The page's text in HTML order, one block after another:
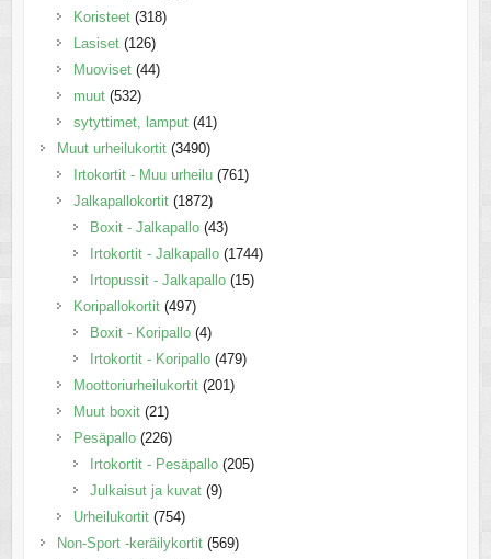
Koristeet (318)
Lasiset (126)
Muoviset (44)
muut (532)
sytyttimet, lamput (41)
Muut urheilukortit (3490)
Irtokortit - Muu urheilu (761)
Jalkapallokortit (1872)
Boxit - Jalkapallo (43)
Irtokortit - Jalkapallo (1744)
Irtopussit - Jalkapallo (15)
Koripallokortit (497)
Boxit - Koripallo (4)
Irtokortit - Koripallo (479)
Moottoriurheilukortit (201)
Muut boxit (21)
Pesäpallo (226)
Irtokortit - Pesäpallo (205)
Julkaisut ja kuvat (9)
Urheilukortit (754)
Non-Sport -keräilykortit (569)